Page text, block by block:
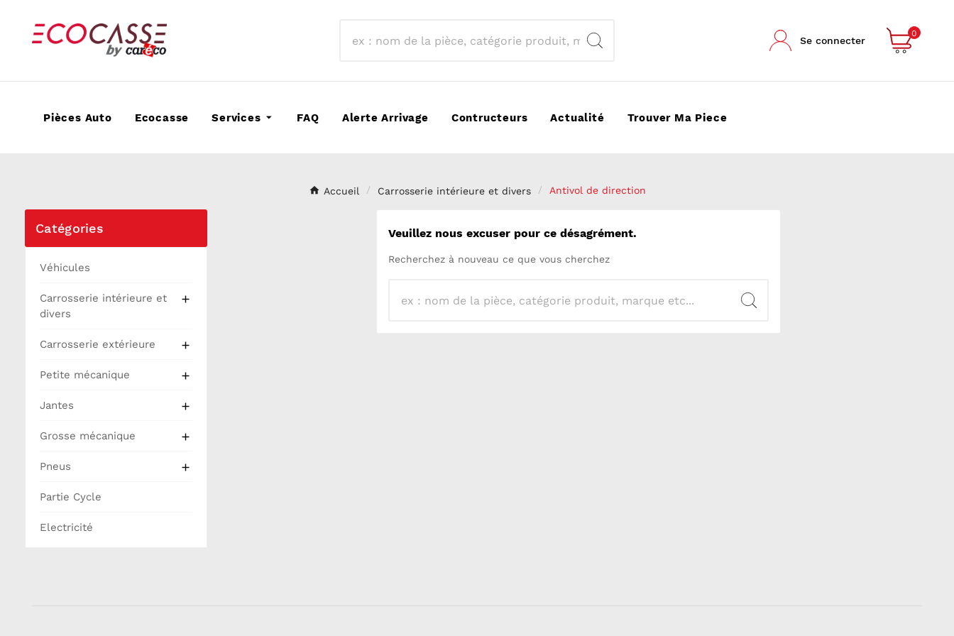
Se connecter
0
Pièces Auto Ecocasse Services FAQ Alerte Arrivage Contructeurs Actualité Trouver Ma Piece
Accueil Carrosserie intérieure et divers Antivol de direction
Catégories
Véhicules
Carrosserie intérieure et
divers

Carrosserie extérieure 
Petite mécanique 
Jantes 
Grosse mécanique 
Pneus 
Partie Cycle
Electricité
Veuillez nous excuser pour ce désagrément.
Recherchez à nouveau ce que vous cherchez